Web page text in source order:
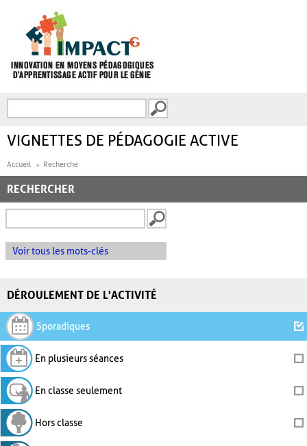
FORMULAIRE DE
VIGNETTES DE PÉDAGOGIE ACTIVE
Accueil Recherche
RECHERCHER
Voir tous les mots-clés
DÉROULEMENT DE L'ACTIVITÉ
Sporadiques
En plusieurs séances
En classe seulement
Hors classe